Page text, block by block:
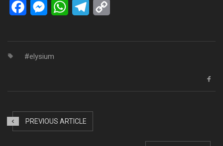
FacebookMessengerWhatsAppTelegram
elysium
PREVIOUS ARTICLE